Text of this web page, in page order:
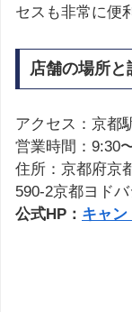
セスも非常に便
店舗の場所と
アクセス：京都
営業時間：9:30
住所：京都府京
590-2京都ヨド
公式HP： キャン